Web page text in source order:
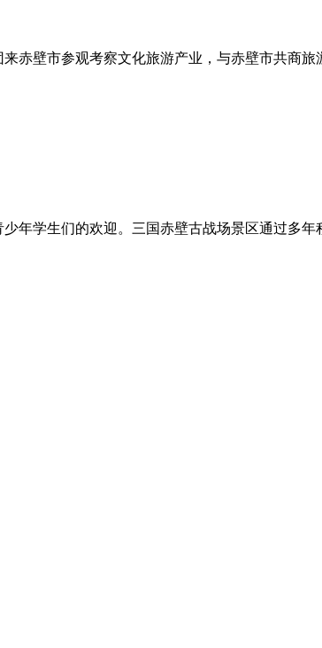
赤壁市参观考察文化旅游产业，与赤壁市共商
年学生们的欢迎。三国赤壁古战场景区通过多